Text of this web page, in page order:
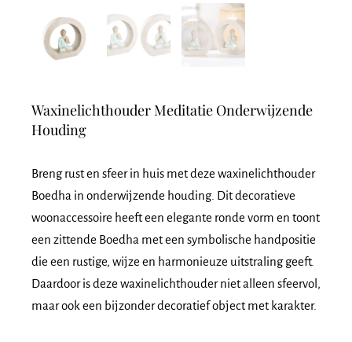
Waxinelichthouder Meditatie Onderwijzende
Houding
Breng rust en sfeer in huis met deze waxinelichthouder
Boedha in onderwijzende houding. Dit decoratieve
woonaccessoire heeft een elegante ronde vorm en toont
een zittende Boedha met een symbolische handpositie
die een rustige, wijze en harmonieuze uitstraling geeft.
Daardoor is deze waxinelichthouder niet alleen sfeervol,
maar ook een bijzonder decoratief object met karakter.